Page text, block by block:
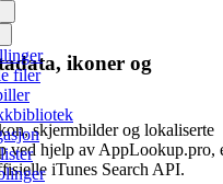
filer
ikoner og
skjermbilder og lokaliserte
ved hjelp av AppLookup.pro,
iTunes Search API.